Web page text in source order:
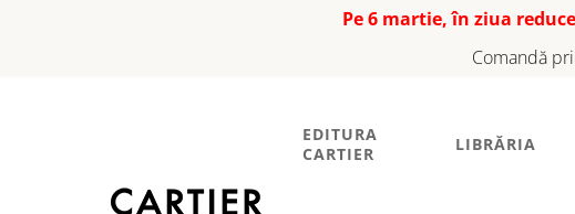
Pe 6 martie, în ziua
Comandă
EDITURA
CARTIER
LIBRĂRIA